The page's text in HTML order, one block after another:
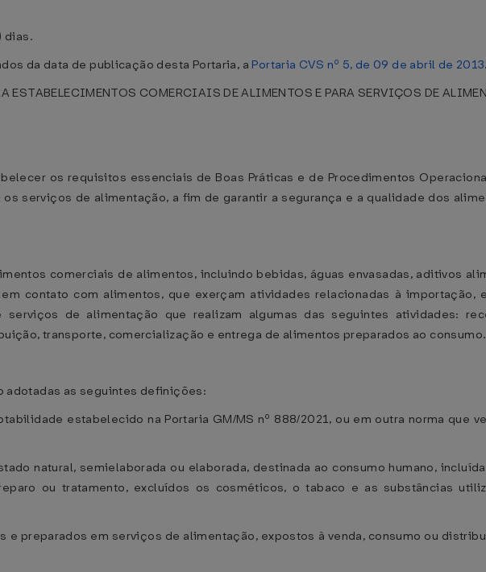
dias.
da data de publicação desta Portaria, a Portaria CVS nº 5, de 09 de abril de 2013.
ESTABELECIMENTOS COMERCIAIS DE ALIMENTOS E PARA SERVIÇOS DE
os requisitos essenciais de Boas Práticas e de Procedimentos
serviços de alimentação, a fim de garantir a segurança e a qualidade dos
comerciais de alimentos, incluindo bebidas, águas envasadas, aditivos
contato com alimentos, que exerçam atividades relacionadas à importação,
serviços de alimentação que realizam algumas das seguintes atividades:
transporte, comercialização e entrega de alimentos preparados ao consumo.
adotadas as seguintes definições:
estabelecido na Portaria GM/MS nº 888/2021, ou em outra norma que
natural, semielaborada ou elaborada, destinada ao consumo humano,
ou tratamento, excluídos os cosméticos, o tabaco e as substâncias
preparados em serviços de alimentação, expostos à venda, consumo ou